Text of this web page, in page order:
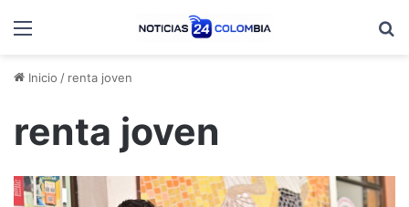
Menú
Inicio / renta joven
renta joven